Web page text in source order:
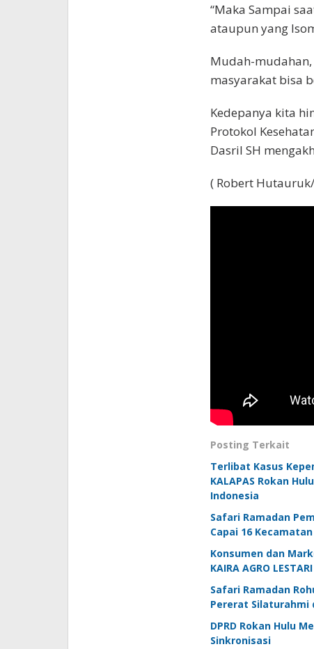
“Maka Sampai
ataupun yang
Mudah-
masyarakat bisa
Kedepanya kita
Protokol
Dasril SH
( Robert
Posting Terkait
Terlibat Kasus
KALAPAS Rokan
Indonesia
Safari Ramadan
Capai 16
Konsumen dan
KAIRA AGRO
Safari Ramadan
Pererat Silaturahmi
DPRD Rokan Hulu
Sinkronisasi